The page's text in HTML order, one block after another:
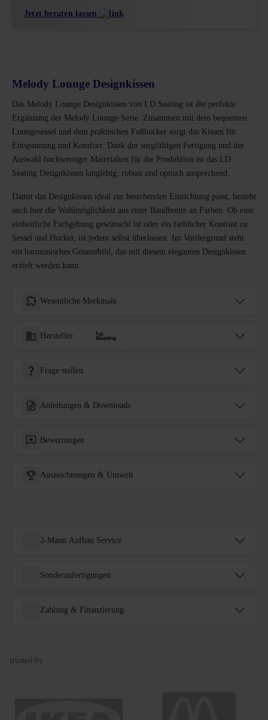
Jetzt beraten lassen
Melody Lounge Designkissen
Das Melody Lounge Designkissen von LD Seating ist die perfekte
Ergänzung der Melody Lounge-Serie. Zusammen mit dem bequemen
Loungesessel und dem praktischen Fußhocker sorgt das Kissen für
Entspannung und Komfort. Dank der sorgfältigen Fertigung und der
Auswahl hochwertiger Materialien für die Produktion ist das LD
Seating Designkissen langlebig, robust und optisch ansprechend.
Damit das Designkissen ideal zur bestehenden Einrichtung passt, besteht
auch hier die Wahlmöglichkeit aus einer Bandbreite an Farben. Ob eine
einheitliche Farbgebung gewünscht ist oder ein farblicher Kontrast zu
Sessel und Hocker, ist jedem selbst überlassen. Im Vordergrund steht
ein harmonisches Gesamtbild, das mit diesem eleganten Designkissen
erzielt werden kann.
Wesentliche Merkmale
Hersteller
Frage stellen
Anleitungen & Downloads
Bewertungen
Auszeichnungen & Umwelt
2-Mann Aufbau Service
Sonderanfertigungen
Zahlung & Finanzierung
trusted by